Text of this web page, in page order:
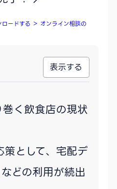
ードする ＞ オンライン相談の
く飲食店の現状
として、宅配デ
どの利用が続出